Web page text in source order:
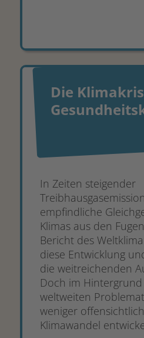
Die
In Zeiten steigender
empfindliche
Klimas aus den
Bericht des
diese Entwicklung
die weitreichenden
Doch im
weltweiten
weniger
Klimawandel